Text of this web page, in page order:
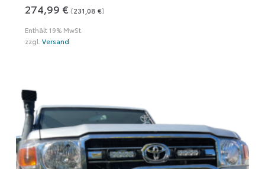
274,99 € (231,08 €)
Enthält 19% MwSt.
zzgl. Versand